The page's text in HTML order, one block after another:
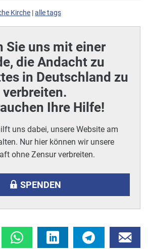
Kirche |alle tags
Sie uns mit einer
die Andacht zu
in Deutschland zu
verbreiten.
Ihre Hilfe!
uns dabei, unsere Website am
Nur hier können wir unsere
ohne Zensur verbreiten.
SPENDEN